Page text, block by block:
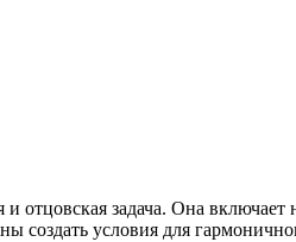
отцовская задача. Она включает
создать условия для